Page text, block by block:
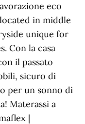
eco
in middle
unique for
Con la casa
il passato
sicuro di
per un sonno di
Materassi a
|